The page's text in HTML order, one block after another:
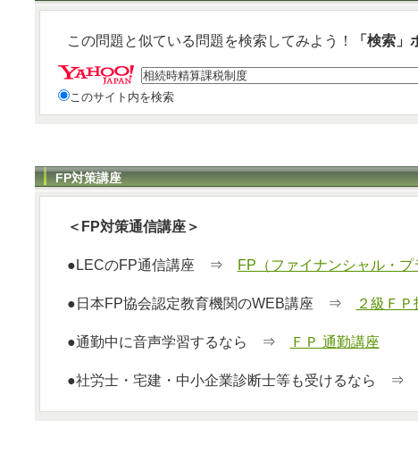
この問題と似ている問題を検索してみよう！ 「検索
このサイト内を検索
FP対策講座
＜FP対策通信講座＞
●LECのFP通信講座 ⇒ FP（ファイナンシャル・
●日本FP協会認定教育機関のWEB講座 ⇒ ２級ＦＰ
●通勤中に音声学習するなら ⇒ ＦＰ 通勤講座
●社労士・宅建・中小企業診断士等も受けるなら ⇒